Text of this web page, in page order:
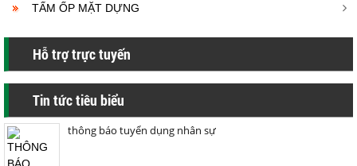
TẤM ỐP MẶT DỰNG
Hỗ trợ trực tuyến
Tin tức tiêu biểu
thông báo tuyển dụng nhân sự